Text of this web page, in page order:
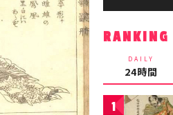
RANKING
DAILY
24時間
1